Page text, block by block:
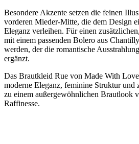
Besondere Akzente setzen die feinen
vorderen Mieder-Mitte, die dem Design
Eleganz verleihen. Für einen
mit einem passenden Bolero aus
werden, der die romantische
ergänzt.
Das Brautkleid Rue von Made With
moderne Eleganz, feminine Struktur und
zu einem außergewöhnlichen Brautlook
Raffinesse.